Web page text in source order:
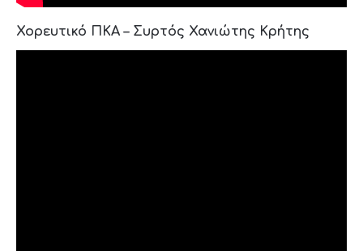
Χορευτικό ΠΚΑ – Συρτός Χανιώτης Κρήτης